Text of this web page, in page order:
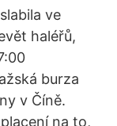
ve
haléřů,
burza
v Číně.
na to,